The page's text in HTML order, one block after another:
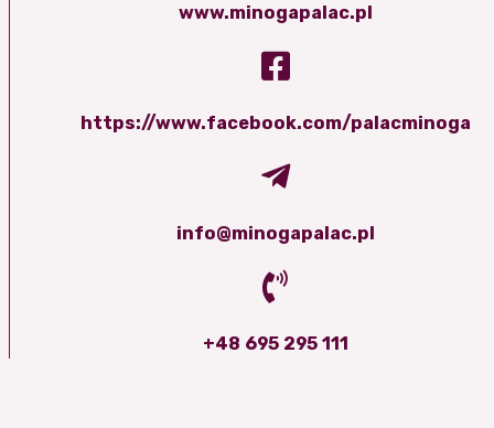
www.minogapalac.pl
https://www.facebook.com/palacminoga
info@minogapalac.pl
+48 695 295 111